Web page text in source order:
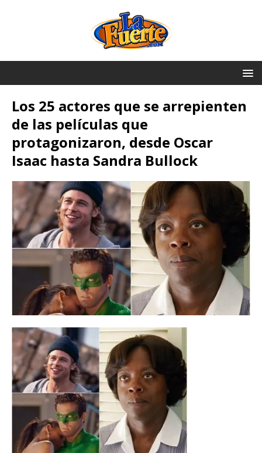
Los 25 actores que se arrepienten
de las películas que
protagonizaron, desde Oscar
Isaac hasta Sandra Bullock